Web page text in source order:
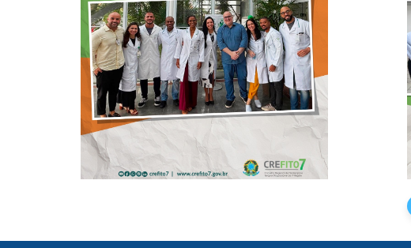
FISIOTERAPEUTAS
DAS UTIs DO
HOSPITAL
ARISTIDES MALTEZ